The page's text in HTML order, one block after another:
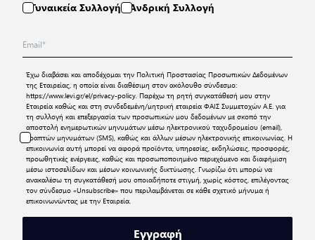
Γυναικεία Συλλογή Ανδρική Συλλογή
Έχω διαβάσει και αποδέχομαι την Πολιτική Προστασίας Προσωπικών Δεδομένων
της Εταιρείας, η οποία είναι διαθέσιμη στον ακόλουθο σύνδεσμο:
https://www.levi.gr/el/privacy-policy. Παρέχω τη ρητή συγκατάθεσή μου στην
Εταιρεία καθώς και στη συνδεδεμένη/μητρική εταιρεία ΦΑΙΣ Συμμετοχών Α.Ε. για
τη συλλογή και επεξεργασία των προσωπικών μου δεδομένων με σκοπό την
αποστολή ενημερωτικών μηνυμάτων μέσω ηλεκτρονικού ταχυδρομείου (email),
γραπτών μηνυμάτων (SMS), καθώς και άλλων μέσων ηλεκτρονικής επικοινωνίας. Η
επικοινωνία αυτή μπορεί να αφορά προϊόντα, υπηρεσίες, εκδηλώσεις, προσφορές,
προωθητικές ενέργειες, καθώς και προσωποποιημένο περιεχόμενο και διαφήμιση
μέσω ιστοσελίδων και μέσων κοινωνικής δικτύωσης. Γνωρίζω ότι μπορώ να
ανακαλέσω τη συγκατάθεσή μου οποιαδήποτε στιγμή, χωρίς κόστος, επιλέγοντας
τον σύνδεσμο «Unsubscribe» που περιλαμβάνεται σε κάθε σχετικό μήνυμα ή
επικοινωνώντας με την Εταιρεία.
Εγγραφή